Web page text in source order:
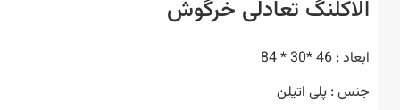
تعادلی خرگوش
: پلی اتیلن